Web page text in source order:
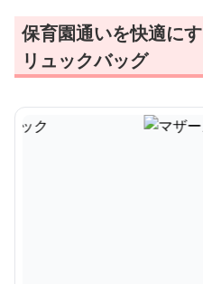
保育園通いを快適に
リュックバッグ